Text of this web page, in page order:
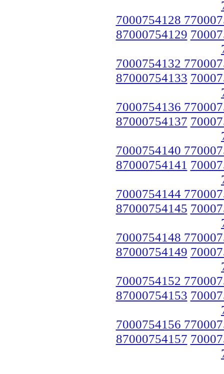
7000754128
87000754129
7000754132
87000754133
7000754136
87000754137
7000754140
87000754141
7000754144
87000754145
7000754148
87000754149
7000754152
87000754153
7000754156
87000754157